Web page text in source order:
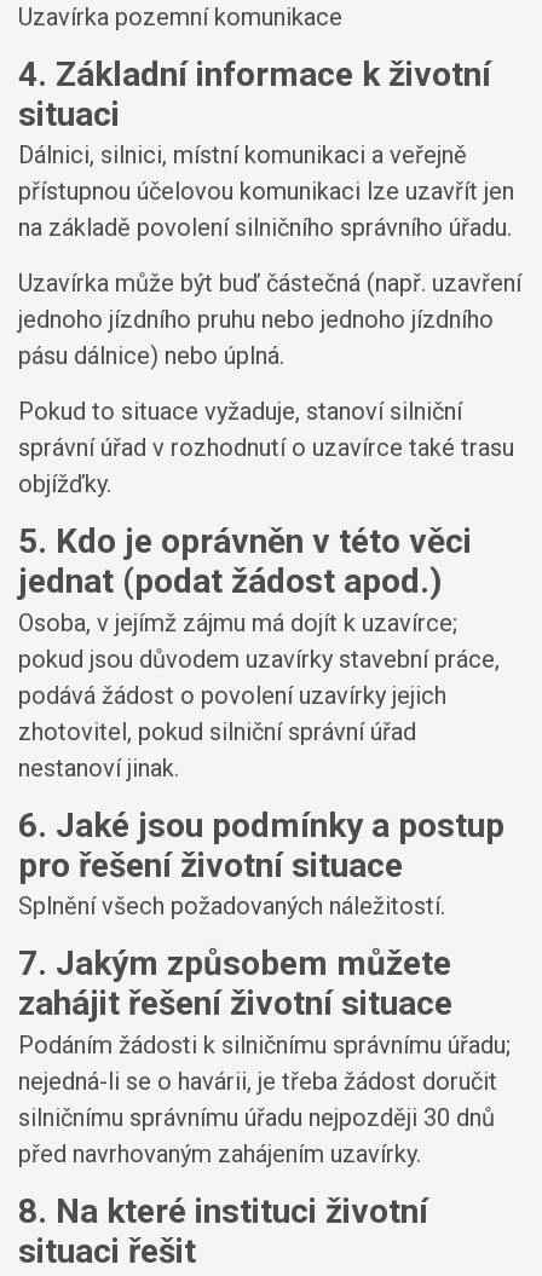
Uzavírka pozemní komunikace
4. Základní informace k životní
situaci
Dálnici, silnici, místní komunikaci a veřejně
přístupnou účelovou komunikaci lze uzavřít jen
na základě povolení silničního správního úřadu.
Uzavírka může být buď částečná (např. uzavření
jednoho jízdního pruhu nebo jednoho jízdního
pásu dálnice) nebo úplná.
Pokud to situace vyžaduje, stanoví silniční
správní úřad v rozhodnutí o uzavírce také trasu
objížďky.
5. Kdo je oprávněn v této věci
jednat (podat žádost apod.)
Osoba, v jejímž zájmu má dojít k uzavírce;
pokud jsou důvodem uzavírky stavební práce,
podává žádost o povolení uzavírky jejich
zhotovitel, pokud silniční správní úřad
nestanoví jinak.
6. Jaké jsou podmínky a postup
pro řešení životní situace
Splnění všech požadovaných náležitostí.
7. Jakým způsobem můžete
zahájit řešení životní situace
Podáním žádosti k silničnímu správnímu úřadu;
nejedná-li se o havárii, je třeba žádost doručit
silničnímu správnímu úřadu nejpozději 30 dnů
před navrhovaným zahájením uzavírky.
8. Na které instituci životní
situaci řešit